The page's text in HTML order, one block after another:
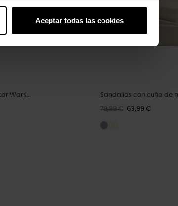
Aceptar todas las cookies
Wars... Sandalias con cuña de
79,99 € 63,99 €